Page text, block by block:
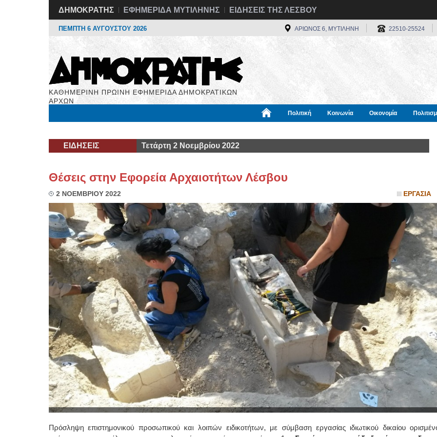
ΔΗΜΟΚΡΑΤΗΣ ΕΦΗΜΕΡΙΔΑ ΜΥΤΙΛΗΝΗΣ ΕΙΔΗΣΕΙΣ ΤΗΣ ΛΕΣΒΟΥ
ΠΕΜΠΤΗ 6 ΑΥΓΟΥΣΤΟΥ 2026 ΑΡΙΩΝΟΣ 6, ΜΥΤΙΛΗΝΗ 22510-25524
ΚΑΘΗΜΕΡΙΝΗ ΠΡΩΙΝΗ ΕΦΗΜΕΡΙΔΑ ΔΗΜΟΚΡΑΤΙΚΩΝ
ΑΡΧΩΝ
Πολιτική Κοινωνία Οικονομία
ΕΙΔΗΣΕΙΣ Τετάρτη 2 Νοεμβρίου 2022
Θέσεις στην Εφορεία Αρχαιοτήτων Λέσβου
2 ΝΟΕΜΒΡΙΟΥ 2022 ΕΡΓΑΣΙΑ
Πρόσληψη επιστημονικού προσωπικού και λοιπών ειδικοτήτων, με σύμβαση εργασίας ιδιωτικού δικαίου